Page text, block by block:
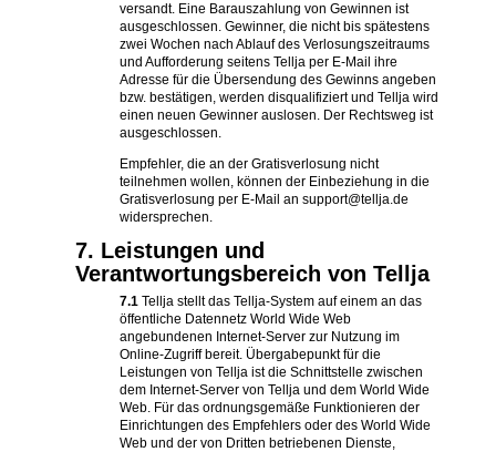
versandt. Eine Barauszahlung von Gewinnen ist
ausgeschlossen. Gewinner, die nicht bis spätestens
zwei Wochen nach Ablauf des Verlosungszeitraums
und Aufforderung seitens Tellja per E-Mail ihre
Adresse für die Übersendung des Gewinns angeben
bzw. bestätigen, werden disqualifiziert und Tellja wird
einen neuen Gewinner auslosen. Der Rechtsweg ist
ausgeschlossen.
Empfehler, die an der Gratisverlosung nicht
teilnehmen wollen, können der Einbeziehung in die
Gratisverlosung per E-Mail an support@tellja.de
widersprechen.
7. Leistungen und
Verantwortungsbereich von Tellja
7.1 Tellja stellt das Tellja-System auf einem an das
öffentliche Datennetz World Wide Web
angebundenen Internet-Server zur Nutzung im
Online-Zugriff bereit. Übergabepunkt für die
Leistungen von Tellja ist die Schnittstelle zwischen
dem Internet-Server von Tellja und dem World Wide
Web. Für das ordnungsgemäße Funktionieren der
Einrichtungen des Empfehlers oder des World Wide
Web und der von Dritten betriebenen Dienste,